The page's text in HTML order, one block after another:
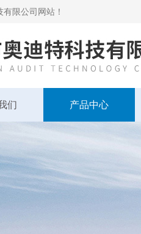
限公司网站！
们 产品中心